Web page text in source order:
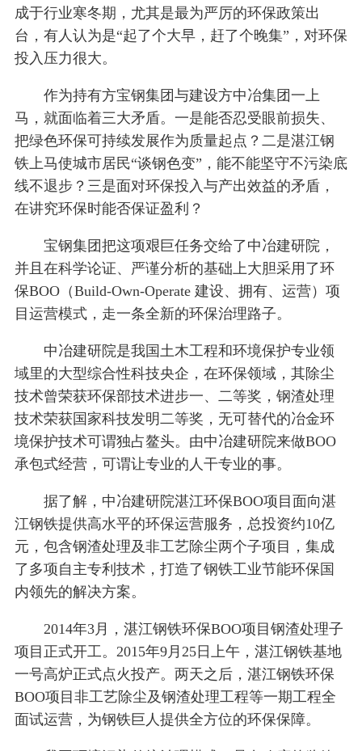
成于行业寒冬期，尤其是最为严厉的环保政策出
台，有人认为是“起了个大早，赶了个晚集”，对环保
投入压力很大。
作为持有方宝钢集团与建设方中冶集团一上
马，就面临着三大矛盾。一是能否忍受眼前损失、
把绿色环保可持续发展作为质量起点？二是湛江钢
铁上马使城市居民“谈钢色变”，能不能坚守不污染底
线不退步？三是面对环保投入与产出效益的矛盾，
在讲究环保时能否保证盈利？
宝钢集团把这项艰巨任务交给了中冶建研院，
并且在科学论证、严谨分析的基础上大胆采用了环
保BOO（Build-Own-Operate 建设、拥有、运营）项
目运营模式，走一条全新的环保治理路子。
中冶建研院是我国土木工程和环境保护专业领
域里的大型综合性科技央企，在环保领域，其除尘
技术曾荣获环保部技术进步一、二等奖，钢渣处理
技术荣获国家科技发明二等奖，无可替代的冶金环
境保护技术可谓独占鳌头。由中冶建研院来做BOO
承包式经营，可谓让专业的人干专业的事。
据了解，中冶建研院湛江环保BOO项目面向湛
江钢铁提供高水平的环保运营服务，总投资约10亿
元，包含钢渣处理及非工艺除尘两个子项目，集成
了多项自主专利技术，打造了钢铁工业节能环保国
内领先的解决方案。
2014年3月，湛江钢铁环保BOO项目钢渣处理子
项目正式开工。2015年9月25日上午，湛江钢铁基地
一号高炉正式点火投产。两天之后，湛江钢铁环保
BOO项目非工艺除尘及钢渣处理工程等一期工程全
面试运营，为钢铁巨人提供全方位的环保保障。